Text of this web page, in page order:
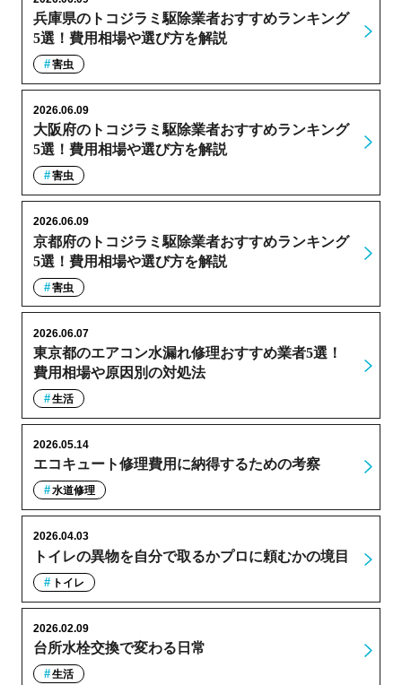
兵庫県のトコジラミ駆除業者おすすめランキング
5選！費用相場や選び方を解説
害虫
大阪府のトコジラミ駆除業者おすすめランキング
5選！費用相場や選び方を解説
2026.06.09
害虫
京都府のトコジラミ駆除業者おすすめランキング
5選！費用相場や選び方を解説
2026.06.09
害虫
東京都のエアコン水漏れ修理おすすめ業者5選！
費用相場や原因別の対処法
2026.06.07
生活
エコキュート修理費用に納得するための考察
2026.05.14
水道修理
トイレの異物を自分で取るかプロに頼むかの境目
2026.04.03
トイレ
台所水栓交換で変わる日常
2026.02.09
生活